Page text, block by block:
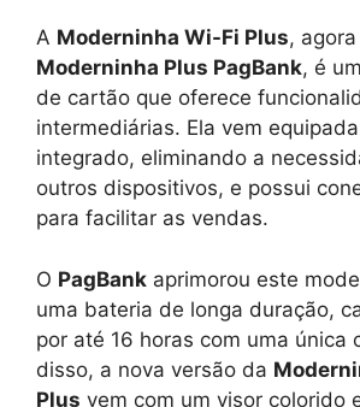
A Moderninha Wi-Fi Plus,
Moderninha Plus PagBank, é
de cartão que oferece
intermediárias. Ela vem
integrado, eliminando a
outros dispositivos, e possui
para facilitar as vendas.
O PagBank aprimorou este
uma bateria de longa duração,
por até 16 horas com uma única
disso, a nova versão da
Plus vem com um visor colorido